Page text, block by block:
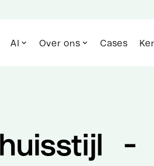
AI Over ons Cases
-